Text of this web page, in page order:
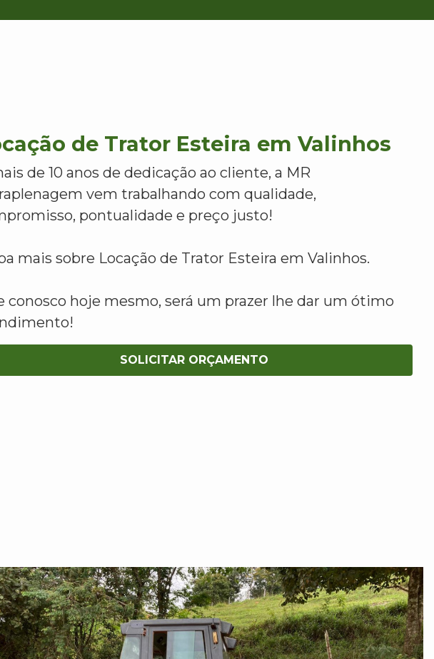
de Trator Esteira em Valinhos
de 10 anos de dedicação ao cliente, a MR
vem trabalhando com qualidade,
pontualidade e preço justo!
mais sobre Locação de Trator Esteira em Valinhos.
conosco hoje mesmo, será um prazer lhe dar um ótimo
SOLICITAR ORÇAMENTO